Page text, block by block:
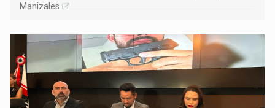
Manizales